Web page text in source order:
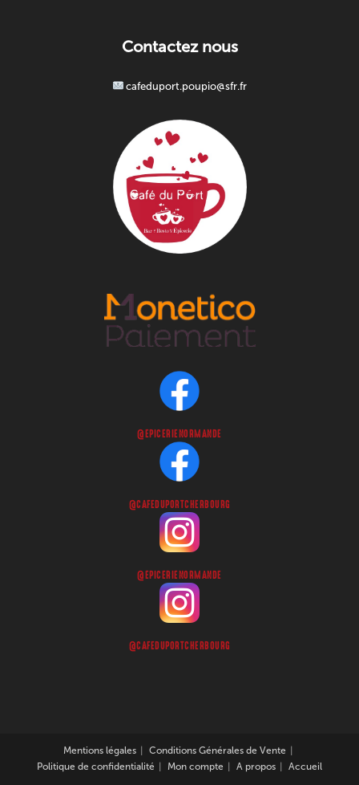
Contactez nous
cafeduport.poupio@sfr.fr
@EPICERIENORMANDE
@CAFEDUPORTCHERBOURG
@EPICERIENORMANDE
@CAFEDUPORTCHERBOURG
Mentions légales
Conditions Générales de Vente
Politique de confidentialité
Mon compte A propos Accueil